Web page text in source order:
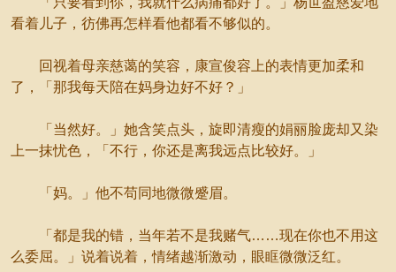
看着儿子，彷佛再怎样看他都看不够似的。
回视着母亲慈蔼的笑容，康宣俊容上的表情更加柔和
了，「那我每天陪在妈身边好不好？」
「当然好。」她含笑点头，旋即清瘦的娟丽脸庞却又染
上一抹忧色，「不行，你还是离我远点比较好。」
「妈。」他不苟同地微微蹙眉。
「都是我的错，当年若不是我赌气……现在你也不用这
么委屈。」说着说着，情绪越渐激动，眼眶微微泛红。